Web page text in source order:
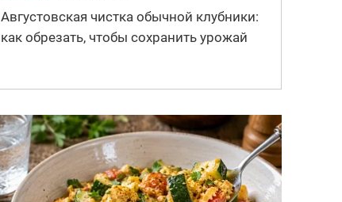
Августовская чистка обычной клубники:
как обрезать, чтобы сохранить урожай